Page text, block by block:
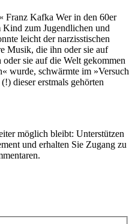
Franz Kafka Wer in den 60er
Kind zum Jugendlichen und
leicht der narzisstischen
Musik, die ihn oder sie auf
sie auf die Welt gekommen
wurde, schwärmte im »Versuch
dieser erstmals gehörten
möglich bleibt: Unterstützen
und erhalten Sie Zugang zu